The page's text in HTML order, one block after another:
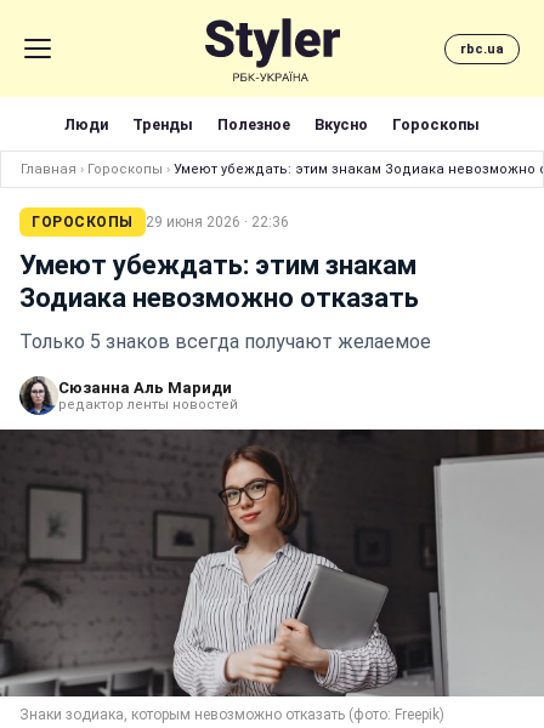
rbc.ua
Люди Тренды Полезное Вкусно Гороскопы
Главная › Гороскопы › Умеют убеждать: этим знакам Зодиака невозможно
ГОРОСКОПЫ 29 июня 2026 · 22:36
Умеют убеждать: этим знакам
Зодиака невозможно отказать
Только 5 знаков всегда получают желаемое
Сюзанна Аль Мариди
редактор ленты новостей
Знаки зодиака, которым невозможно отказать (фото: Freepik)